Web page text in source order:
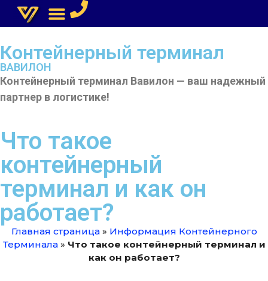
Контейнерный терминал
ВАВИЛОН
Контейнерный терминал Вавилон — ваш надежный
партнер в логистике!
Что такое
контейнерный
терминал и как он
работает?
Главная страница» Информация Контейнерного
Терминала» Что такое контейнерный терминал и
как он работает?